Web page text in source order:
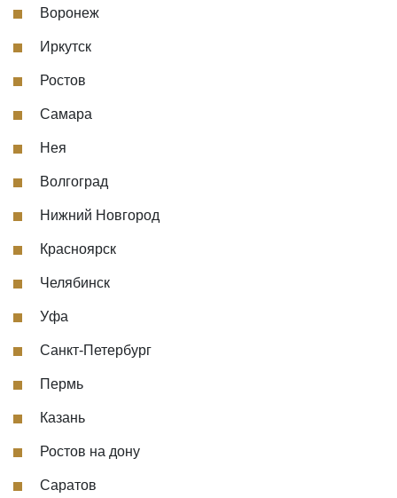
Воронеж
Иркутск
Ростов
Самара
Нея
Волгоград
Нижний Новгород
Красноярск
Челябинск
Уфа
Санкт-Петербург
Пермь
Казань
Ростов на дону
Саратов